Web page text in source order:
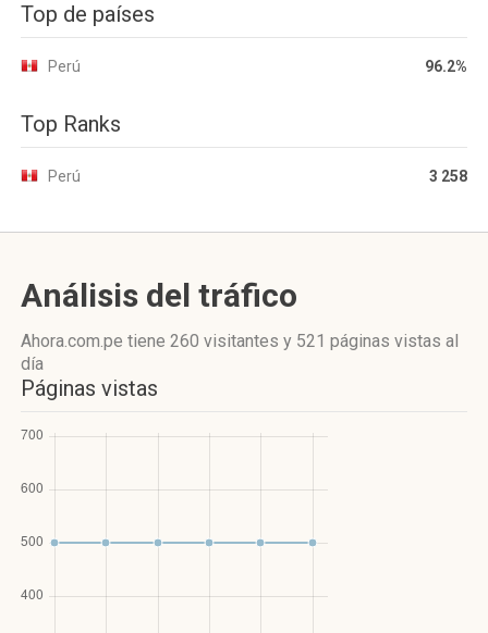
Top de países
Perú 96.2%
Top Ranks
Perú 3 258
Análisis del tráfico
Ahora.com.pe tiene 260 visitantes y 521 páginas vistas al
día
Páginas vistas